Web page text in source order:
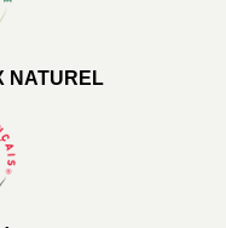
NATUREL